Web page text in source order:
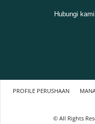
Hubungi
PROFILE PERUSHAAN
© All Rights